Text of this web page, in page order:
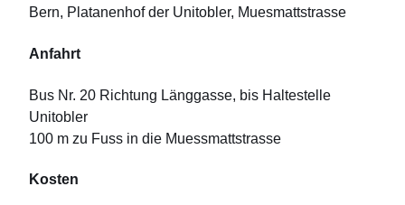
Bern, Platanenhof der Unitobler, Muesmattstrasse
Anfahrt
Bus Nr. 20 Richtung Länggasse, bis Haltestelle
Unitobler
100 m zu Fuss in die Muessmattstrasse
Kosten